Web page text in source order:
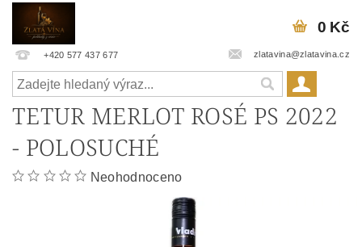
+420 577 437 677 zlatavina@zlatavina.cz
0 Kč
TETUR MERLOT ROSÉ PS 2022
- POLOSUCHÉ
Neohodnoceno